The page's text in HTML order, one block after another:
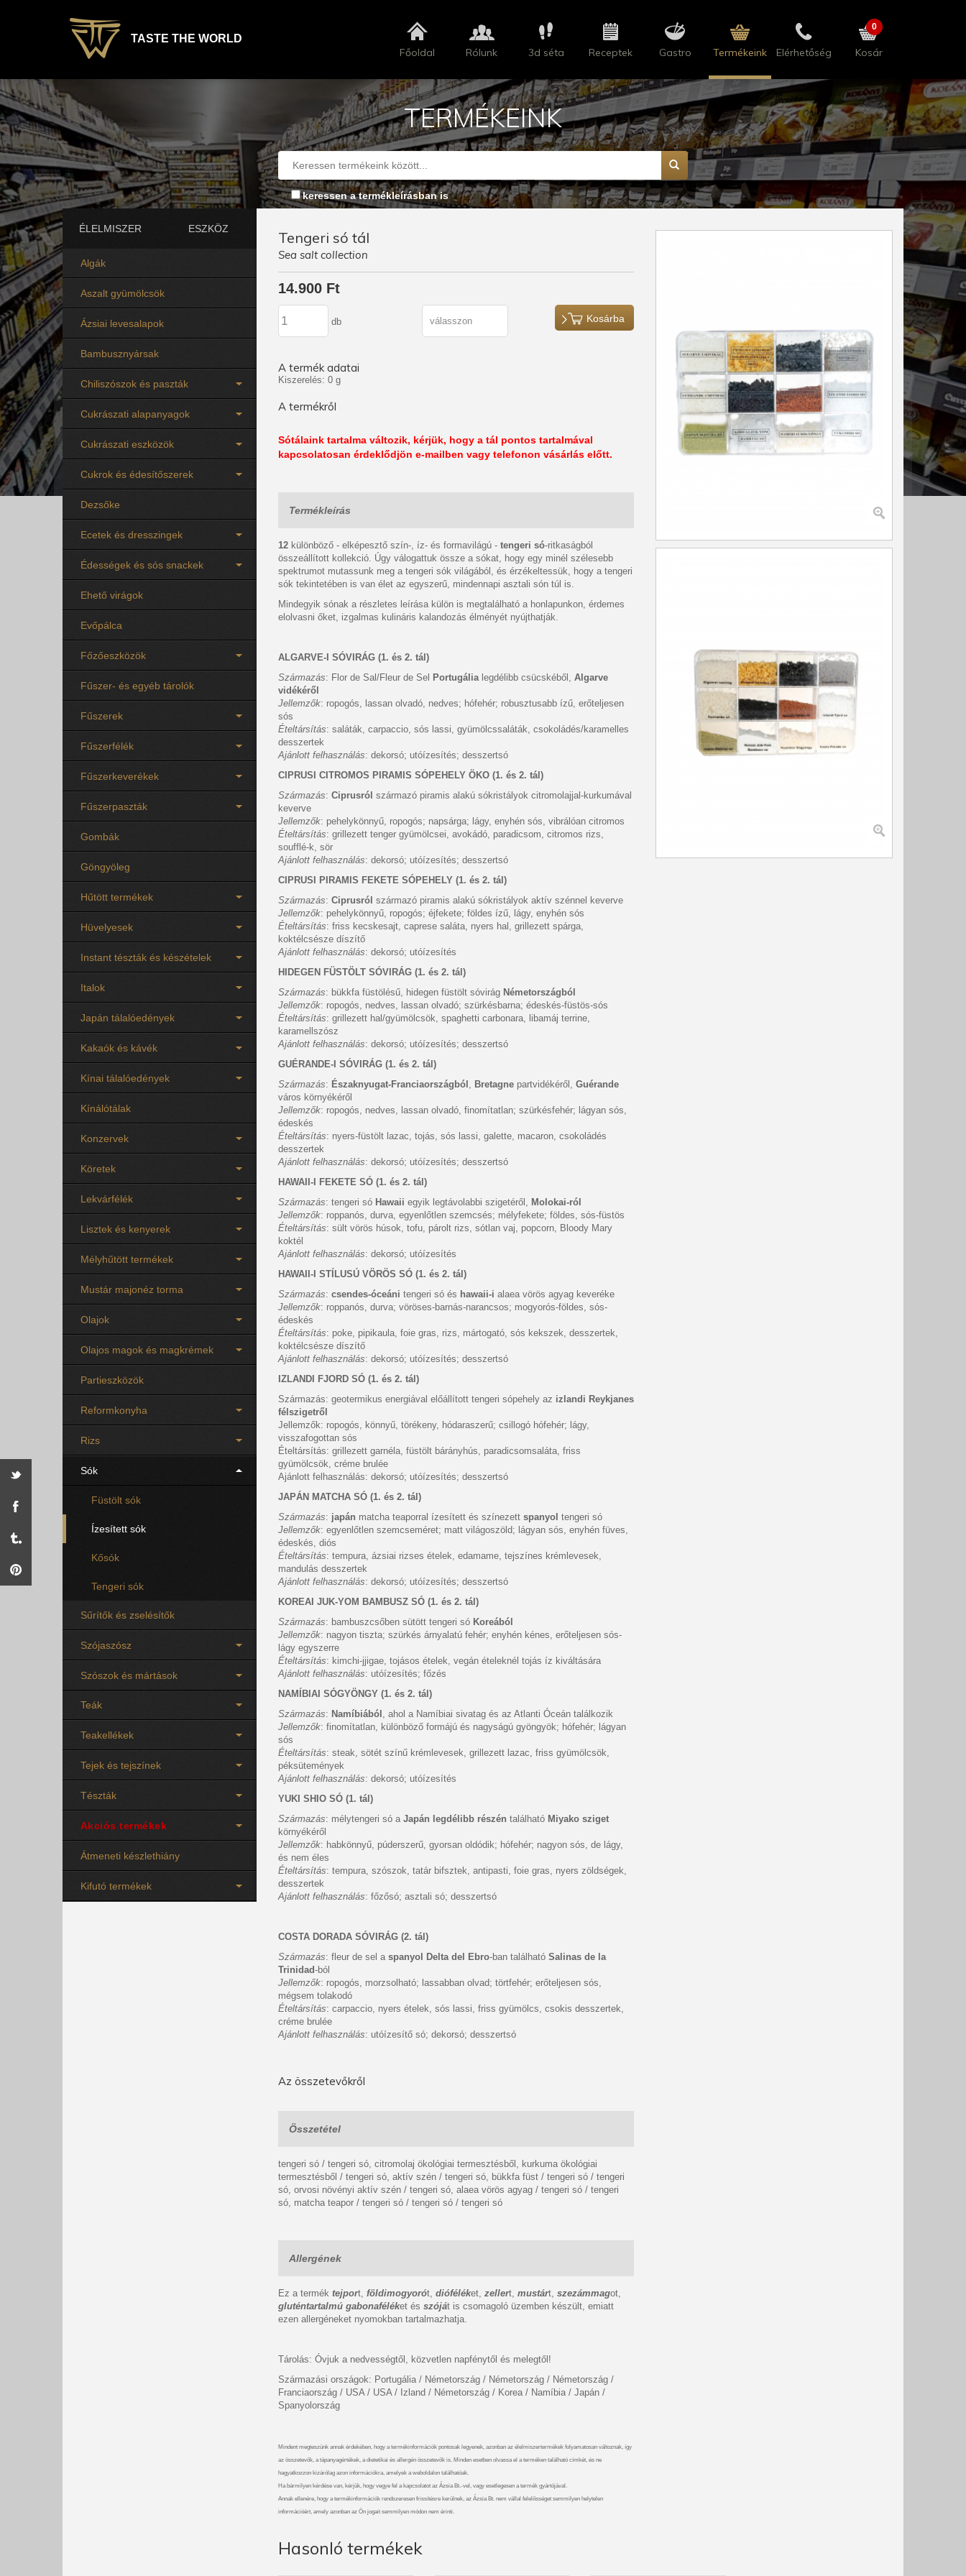
TASTE THE WORLD
Főoldal Rólunk 3d séta Receptek Gastro Termékeink Elérhetőség Kosár
0
TERMÉKEINK
keressen a termékleírásban is
ÉLELMISZER ESZKÖZ
Algák
Aszalt gyümölcsök
Ázsiai levesalapok
Bambusznyársak
Chiliszószok és paszták
Cukrászati alapanyagok
Cukrászati eszközök
Cukrok és édesítőszerek
Dezsőke
Ecetek és dresszingek
Édességek és sós snackek
Ehető virágok
Evőpálca
Főzőeszközök
Fűszer- és egyéb tárolók
Fűszerek
Fűszerfélék
Fűszerkeverékek
Fűszerpaszták
Gombák
Göngyöleg
Hűtött termékek
Hüvelyesek
Instant tészták és készételek
Italok
Japán tálalóedények
Kakaók és kávék
Kínai tálalóedények
Kínálótálak
Konzervek
Köretek
Lekvárfélék
Lisztek és kenyerek
Mélyhűtött termékek
Mustár majonéz torma
Olajok
Olajos magok és magkrémek
Partieszközök
Reformkonyha
Rizs
Sók
Füstölt sók
Ízesített sók
Kősók
Tengeri sók
Sűrítők és zselésítők
Szójaszósz
Szószok és mártások
Teák
Teakellékek
Tejek és tejszínek
Tészták
Akciós termékek
Átmeneti készlethiány
Kifutó termékek
Tengeri só tál
Sea salt collection
14.900 Ft
db Kosárba
A termék adatai
Kiszerelés: 0 g
A termékről
Sótálaink tartalma változik, kérjük, hogy a tál pontos tartalmával
kapcsolatosan érdeklődjön e-mailben vagy telefonon vásárlás előtt.
Termékleírás
12 különböző - elképesztő szín-, íz- és formavilágú - tengeri só-ritkaságból
összeállított kollekció. Úgy válogattuk össze a sókat, hogy egy minél szélesebb
spektrumot mutassunk meg a tengeri sók világából, és érzékeltessük, hogy a tengeri
sók tekintetében is van élet az egyszerű, mindennapi asztali són túl is.
Mindegyik sónak a részletes leírása külön is megtalálható a honlapunkon, érdemes
elolvasni őket, izgalmas kulináris kalandozás élményét nyújthatják.
ALGARVE-I SÓVIRÁG (1. és 2. tál)
Származás: Flor de Sal/Fleur de Sel Portugália legdélibb csücskéből, Algarve
vidékéről
Jellemzők: ropogós, lassan olvadó, nedves; hófehér; robusztusabb ízű, erőteljesen
sós
Ételtársítás: saláták, carpaccio, sós lassi, gyümölcssaláták, csokoládés/karamelles
desszertek
Ajánlott felhasználás: dekorsó; utóízesítés; desszertsó
CIPRUSI CITROMOS PIRAMIS SÓPEHELY ÖKO (1. és 2. tál)
Származás: Ciprusról származó piramis alakú sókristályok citromolajjal-kurkumával
keverve
Jellemzők: pehelykönnyű, ropogós; napsárga; lágy, enyhén sós, vibrálóan citromos
Ételtársítás: grillezett tenger gyümölcsei, avokádó, paradicsom, citromos rizs,
soufflé-k, sör
Ajánlott felhasználás: dekorsó; utóízesítés; desszertsó
CIPRUSI PIRAMIS FEKETE SÓPEHELY (1. és 2. tál)
Származás: Ciprusról származó piramis alakú sókristályok aktív szénnel keverve
Jellemzők: pehelykönnyű, ropogós; éjfekete; földes ízű, lágy, enyhén sós
Ételtársítás: friss kecskesajt, caprese saláta, nyers hal, grillezett spárga,
koktélcsésze díszítő
Ajánlott felhasználás: dekorsó; utóízesítés
HIDEGEN FÜSTÖLT SÓVIRÁG (1. és 2. tál)
Származás: bükkfa füstölésű, hidegen füstölt sóvirág Németországból
Jellemzők: ropogós, nedves, lassan olvadó; szürkésbarna; édeskés-füstös-sós
Ételtársítás: grillezett hal/gyümölcsök, spaghetti carbonara, libamáj terrine,
karamellszósz
Ajánlott felhasználás: dekorsó; utóízesítés; desszertsó
GUÉRANDE-I SÓVIRÁG (1. és 2. tál)
Származás: Északnyugat-Franciaországból , Bretagne partvidékéről, Guérande
város környékéről
Jellemzők: ropogós, nedves, lassan olvadó, finomítatlan; szürkésfehér; lágyan sós,
édeskés
Ételtársítás: nyers-füstölt lazac, tojás, sós lassi, galette, macaron, csokoládés
desszertek
Ajánlott felhasználás: dekorsó; utóízesítés; desszertsó
HAWAII-I FEKETE SÓ (1. és 2. tál)
Származás: tengeri só Hawaii egyik legtávolabbi szigetéről, Molokai-ról
Jellemzők: roppanós, durva, egyenlőtlen szemcsés; mélyfekete; földes, sós-füstös
Ételtársítás: sült vörös húsok, tofu, párolt rizs, sótlan vaj, popcorn, Bloody Mary
koktél
Ajánlott felhasználás: dekorsó; utóízesítés
HAWAII-I STÍLUSÚ VÖRÖS SÓ (1. és 2. tál)
Származás: csendes-óceáni tengeri só és hawaii-i alaea vörös agyag keveréke
Jellemzők: roppanós, durva; vöröses-barnás-narancsos; mogyorós-földes, sós-
édeskés
Ételtársítás: poke, pipikaula, foie gras, rizs, mártogató, sós kekszek, desszertek,
koktélcsésze díszítő
Ajánlott felhasználás: dekorsó; utóízesítés; desszertsó
IZLANDI FJORD SÓ (1. és 2. tál)
Származás: geotermikus energiával előállított tengeri sópehely az izlandi Reykjanes
félszigetről
Jellemzők: ropogós, könnyű, törékeny, hódaraszerű; csillogó hófehér; lágy,
visszafogottan sós
Ételtársítás: grillezett garnéla, füstölt bárányhús, paradicsomsaláta, friss
gyümölcsök, créme brulée
Ajánlott felhasználás: dekorsó; utóízesítés; desszertsó
JAPÁN MATCHA SÓ (1. és 2. tál)
Származás: japán matcha teaporral ízesített és színezett spanyol tengeri só
Jellemzők: egyenlőtlen szemcseméret; matt világoszöld; lágyan sós, enyhén füves,
édeskés, diós
Ételtársítás: tempura, ázsiai rizses ételek, edamame, tejszínes krémlevesek,
mandulás desszertek
Ajánlott felhasználás: dekorsó; utóízesítés; desszertsó
KOREAI JUK-YOM BAMBUSZ SÓ (1. és 2. tál)
Származás: bambuszcsőben sütött tengeri só Koreából
Jellemzők: nagyon tiszta; szürkés árnyalatú fehér; enyhén kénes, erőteljesen sós-
lágy egyszerre
Ételtársítás: kimchi-jjigae, tojásos ételek, vegán ételeknél tojás íz kiváltására
Ajánlott felhasználás: utóízesítés; főzés
NAMÍBIAI SÓGYÖNGY (1. és 2. tál)
Származás: Namíbiából , ahol a Namíbiai sivatag és az Atlanti Óceán találkozik
Jellemzők: finomítatlan, különböző formájú és nagyságú gyöngyök; hófehér; lágyan
sós
Ételtársítás: steak, sötét színű krémlevesek, grillezett lazac, friss gyümölcsök,
péksütemények
Ajánlott felhasználás: dekorsó; utóízesítés
YUKI SHIO SÓ (1. tál)
Származás: mélytengeri só a Japán legdélibb részén található Miyako sziget
környékéről
Jellemzők: habkönnyű, púderszerű, gyorsan oldódik; hófehér; nagyon sós, de lágy,
és nem éles
Ételtársítás: tempura, szószok, tatár bifsztek, antipasti, foie gras, nyers zöldségek,
desszertek
Ajánlott felhasználás: főzősó; asztali só; desszertsó
COSTA DORADA SÓVIRÁG (2. tál)
Származás: fleur de sel a spanyol Delta del Ebro-ban található Salinas de la
Trinidad-ból
Jellemzők: ropogós, morzsolható; lassabban olvad; törtfehér; erőteljesen sós,
mégsem tolakodó
Ételtársítás: carpaccio, nyers ételek, sós lassi, friss gyümölcs, csokis desszertek,
créme brulée
Ajánlott felhasználás: utóízesítő só; dekorsó; desszertsó
Az összetevőkről
Összetétel
tengeri só / tengeri só, citromolaj ökológiai termesztésből, kurkuma ökológiai
termesztésből / tengeri só, aktív szén / tengeri só, bükkfa füst / tengeri só / tengeri
só, orvosi növényi aktív szén / tengeri só, alaea vörös agyag / tengeri só / tengeri
só, matcha teapor / tengeri só / tengeri só / tengeri só
Allergének
Ez a termék tejport, földimogyorót, dióféléket, zellert, mustárt, szezámmagot,
gluténtartalmú gabonaféléket és szóját is csomagoló üzemben készült, emiatt
ezen allergéneket nyomokban tartalmazhatja.
Tárolás: Óvjuk a nedvességtől, közvetlen napfénytől és melegtől!
Származási országok: Portugália / Németország / Németország / Németország /
Franciaország / USA / USA / Izland / Németország / Korea / Namíbia / Japán /
Spanyolország
Mindent megteszünk annak érdekében, hogy a termékinformációk pontosak legyenek, azonban az élelmiszertermékek folyamatosan változnak, így
az összetevők, a tápanyagértékek, a dietetikai és allergén összetevők is. Minden esetben olvassa el a terméken található címkét, és ne
hagyatkozzon kizárólag azon információkra, amelyek a weboldalon találhatóak.
Ha bármilyen kérdése van, kérjük, hogy vegye fel a kapcsolatot az Ázsia Bt.-vel, vagy esetlegesen a termék gyártójával.
Annak ellenére, hogy a termékinformációk rendszeresen frissítésre kerülnek, az Ázsia Bt. nem vállal felelősséget semmilyen helytelen
információért, amely azonban az Ön jogait semmilyen módon nem érinti.
Hasonló termékek